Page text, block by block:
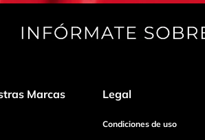
Marcas Legal
Condiciones de uso